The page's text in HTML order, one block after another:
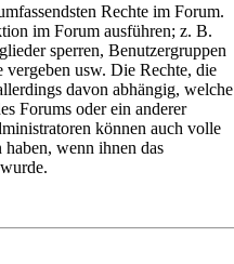
Rechte im Forum.
im Forum ausführen; z. B.
sperren, Benutzergruppen
vergeben usw. Die Rechte, die
davon abhängig, welche
Forums oder ein anderer
können auch volle
wenn ihnen das